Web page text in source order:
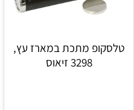
טלסקופ מתכת במארז עץ,
3298 זיאוס